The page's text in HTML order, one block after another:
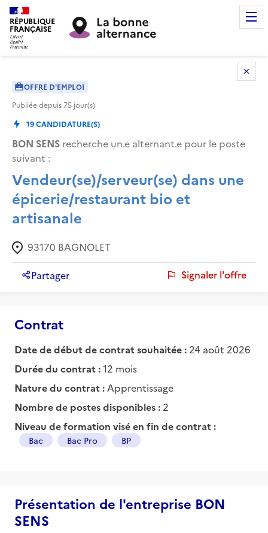
RÉPUBLIQUE
FRANÇAISE
OFFRE D'EMPLOI
Publiée depuis75 jour(s)
19CANDIDATURE(S)
BON SENS recherche un.e alternant.e pour le poste
suivant :
Vendeur(se)/serveur(se) dans une
épicerie/restaurant bio et
artisanale
93170 BAGNOLET
Partager Signaler l'offre
Contrat
Date de début de contrat souhaitée : 24 août 2026
Durée du contrat :12 mois
Nature du contrat : Apprentissage
Nombre de postes disponibles : 2
Niveau de formation visé en fin de contrat :
Bac Bac Pro BP
Présentation de l'entreprise BON
SENS